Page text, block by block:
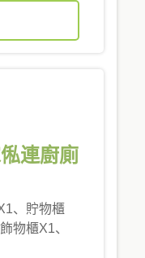
連廚廁
、貯物櫃
物櫃X1、